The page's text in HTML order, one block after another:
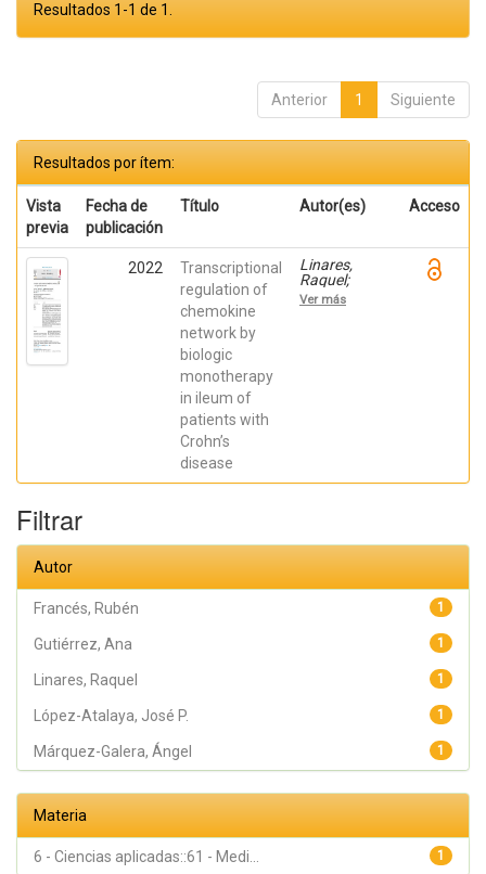
Resultados 1-1 de 1.
Anterior 1 Siguiente
Resultados por ítem:
Vista
previa
Fecha de
publicación
Título Autor(es) Acceso
2022
Transcriptional
regulation of
chemokine
network by
biologic
monotherapy
in ileum of
patients with
Crohn’s
disease
Linares,
Raquel;
Gutiérrez,
Ana;
Ver más
Filtrar
Autor
1
Francés, Rubén
1
Gutiérrez, Ana
1
Linares, Raquel
1
López-Atalaya, José P.
1
Márquez-Galera, Ángel
Materia
1
6 - Ciencias aplicadas::61 - Medi...